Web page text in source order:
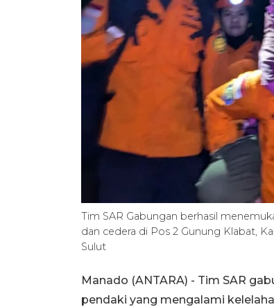
Tim SAR Gabungan berhasil
dan cedera di Pos 2 Gunung Klabat,
Sulut
Manado (ANTARA) - Tim SAR
pendaki yang mengalami